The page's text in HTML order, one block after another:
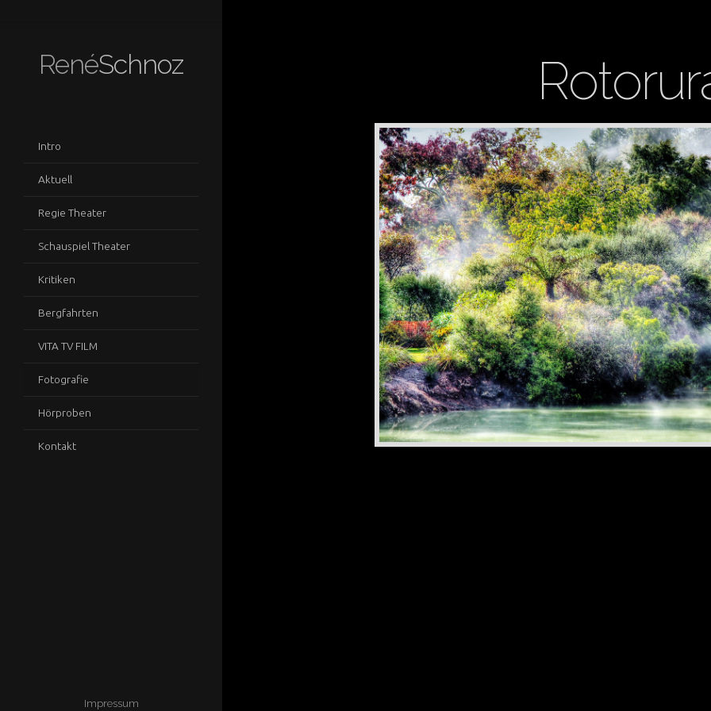
RenéSchnoz
Intro
Aktuell
Regie Theater
Schauspiel Theater
Kritiken
Bergfahrten
VITA TV FILM
Fotografie
Hörproben
Kontakt
Impressum